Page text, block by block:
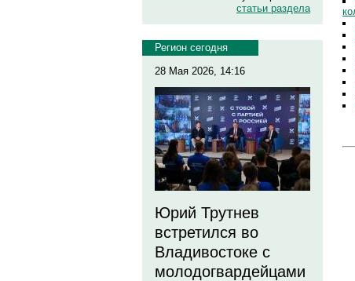
статьи раздела
Регион сегодня
28 Мая 2026, 14:16
Юрий Трутнев
встретился во
Владивостоке с
молодогвардейцами